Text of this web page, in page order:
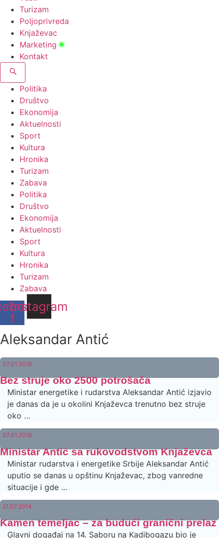
Turizam
Poljoprivreda
Knjaževac
Marketing
Kontakt
Politika
Društvo
Ekonomija
Aktuelnosti
Sport
Kultura
Hronika
Turizam
Zabava
Politika
Društvo
Ekonomija
Aktuelnosti
Sport
Kultura
Hronika
Turizam
Zabava
f
Instagram
Aleksandar Antić
07.01.2016.
Bez struje oko 2500 potrošača
Ministar energetike i rudarstva Aleksandar Antić izjavio
je danas da je u okolini Knjaževca trenutno bez struje
oko …
07.01.2016.
Ministar Antić sa rukovodstvom Knjaževca
Ministar rudarstva i energetike Srbije Aleksandar Antić
uputio se danas u opštinu Knjaževac, zbog vanredne
situacije i gde …
21.07.2014.
Kamen temeljac – za budući granični prelaz
Glavni događaj na 14. Saboru na Kadibogazu bio je